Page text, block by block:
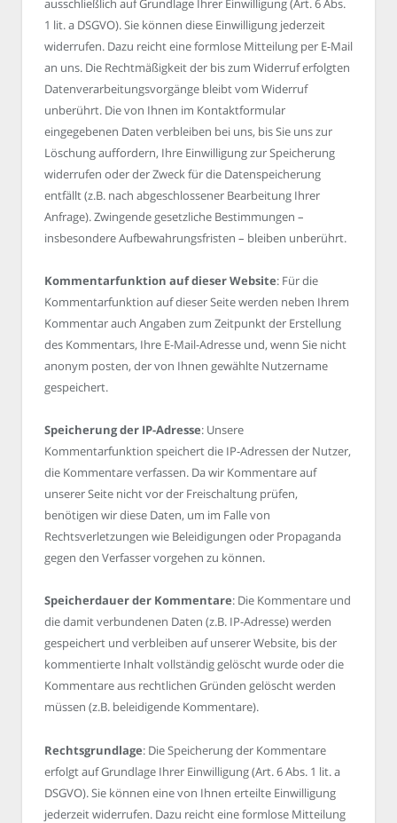
ausschließlich auf Grundlage Ihrer Einwilligung (Art. 6 Abs.
1 lit. a DSGVO). Sie können diese Einwilligung jederzeit
widerrufen. Dazu reicht eine formlose Mitteilung per E-Mail
an uns. Die Rechtmäßigkeit der bis zum Widerruf erfolgten
Datenverarbeitungsvorgänge bleibt vom Widerruf
unberührt. Die von Ihnen im Kontaktformular
eingegebenen Daten verbleiben bei uns, bis Sie uns zur
Löschung auffordern, Ihre Einwilligung zur Speicherung
widerrufen oder der Zweck für die Datenspeicherung
entfällt (z.B. nach abgeschlossener Bearbeitung Ihrer
Anfrage). Zwingende gesetzliche Bestimmungen –
insbesondere Aufbewahrungsfristen – bleiben unberührt.
Kommentarfunktion auf dieser Website: Für die
Kommentarfunktion auf dieser Seite werden neben Ihrem
Kommentar auch Angaben zum Zeitpunkt der Erstellung
des Kommentars, Ihre E-Mail-Adresse und, wenn Sie nicht
anonym posten, der von Ihnen gewählte Nutzername
gespeichert.
Speicherung der IP-Adresse: Unsere
Kommentarfunktion speichert die IP-Adressen der Nutzer,
die Kommentare verfassen. Da wir Kommentare auf
unserer Seite nicht vor der Freischaltung prüfen,
benötigen wir diese Daten, um im Falle von
Rechtsverletzungen wie Beleidigungen oder Propaganda
gegen den Verfasser vorgehen zu können.
Speicherdauer der Kommentare: Die Kommentare und
die damit verbundenen Daten (z.B. IP-Adresse) werden
gespeichert und verbleiben auf unserer Website, bis der
kommentierte Inhalt vollständig gelöscht wurde oder die
Kommentare aus rechtlichen Gründen gelöscht werden
müssen (z.B. beleidigende Kommentare).
Rechtsgrundlage: Die Speicherung der Kommentare
erfolgt auf Grundlage Ihrer Einwilligung (Art. 6 Abs. 1 lit. a
DSGVO). Sie können eine von Ihnen erteilte Einwilligung
jederzeit widerrufen. Dazu reicht eine formlose Mitteilung